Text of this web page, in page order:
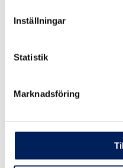
Inställningar
Statistik
Marknadsföring
Samtycke
VÅR KVALITET